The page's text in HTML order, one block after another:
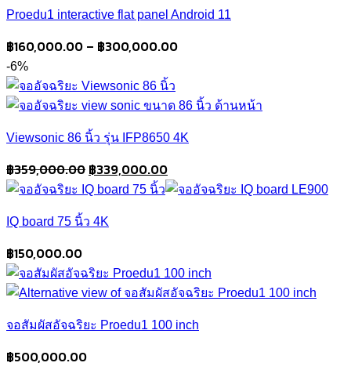
Proedu1 interactive flat panel Android 11
฿160,000.00 – ฿300,000.00Price
through
-6%
Viewsonic 86 นิ้ว รุ่น IFP8650 4K
฿359,000.00 Original
price
฿359,000.00.
฿339,000.00Current
price
IQ board 75 นิ้ว 4K
฿150,000.00
จอสัมผัสอัจฉริยะ Proedu1 100 inch
฿500,000.00